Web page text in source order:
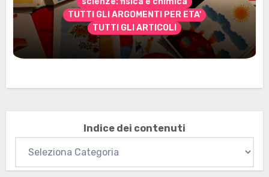
TUTTI GLI ARGOMENTI PER ETA'
TUTTI GLI ARTICOLI
Marzo 2026: nuovi materiali stampabili
per gli abbonati
Indice dei contenuti